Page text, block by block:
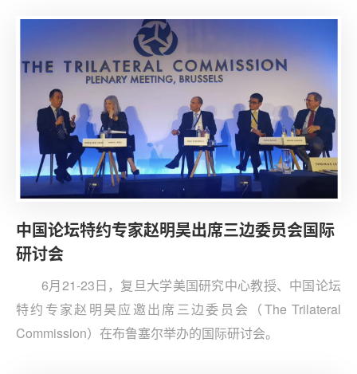
中国论坛特约专家赵明昊出席三边委员会国际
研讨会
6月21-23日，复旦大学美国研究中心教授、中国论坛
特约专家赵明昊应邀出席三边委员会（The Trilateral
Commission）在布鲁塞尔举办的国际研讨会。